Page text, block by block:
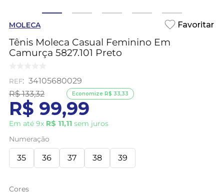
MOLECA
Tênis Moleca Casual Feminino Em
Camurça 5827.101 Preto
: 34105680029
R$ 133,32
R$ 99,99
Em até 9x R$ 11,11 sem juros
Economize R$ 33,33
Numeração
35 36 37 38 39
Cores